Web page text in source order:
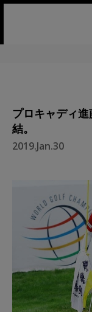
プロキャディ
結。
2019.Jan.30